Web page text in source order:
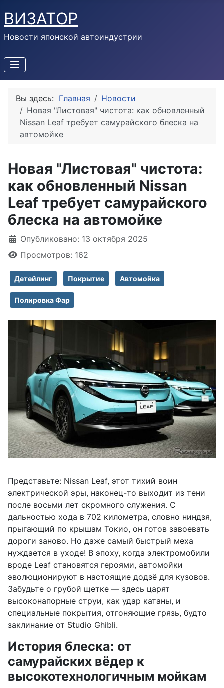
ВИЗАТОР
Новости японской автоиндустрии
Вы здесь: Главная
Новости
Новая "Листовая" чистота: как обновленный
Nissan Leaf требует самурайского блеска на
автомойке
Новая "Листовая" чистота:
как обновленный Nissan
Leaf требует самурайского
блеска на автомойке
Информация о материале
Опубликовано: 13 октября 2025
Просмотров: 162
Детейлинг Покрытие Автомойка
Полировка Фар
Представьте: Nissan Leaf, этот тихий воин
электрической эры, наконец-то выходит из тени
после восьми лет скромного служения. С
дальностью хода в 702 километра, словно ниндзя,
прыгающий по крышам Токио, он готов завоевать
дороги заново. Но даже самый быстрый меха
нуждается в уходе! В эпоху, когда электромобили
вроде Leaf становятся героями, автомойки
эволюционируют в настоящие додзё для кузовов.
Забудьте о грубой щетке — здесь царят
высоконапорные струи, как удар катаны, и
специальные покрытия, отгоняющие грязь, будто
заклинание от Studio Ghibli.
История блеска: от
самурайских вёдер к
высокотехнологичным мойкам